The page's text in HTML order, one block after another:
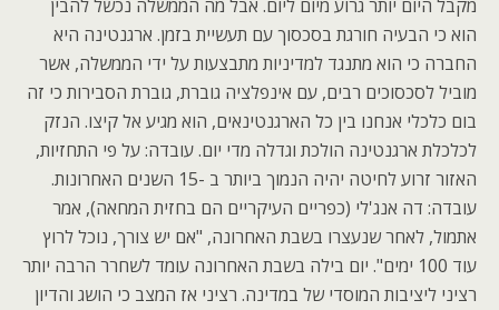
מקבל היום יותר גרוע מיום ליום. אבל מה הממשלה נכשל להבין
הוא כי הבעיה חורגת בסכסוך עם תעשיית בזמן. ארגנטינה היא
החברה כי הוא מתנגד למדיניות מתבצעות על ידי הממשלה, אשר
מוביל לסכסוכים רבים, עם אינפלציה גוברת, גוברת הסבירות כי זה
בום כלכלי אנחנו בין כל הארגנטינאים, הוא מגיע אל קיצו. הנזק
לכלכלת ארגנטינה הולכת וגדלה מדי יום. עובדה: על פי התחזיות,
האזור זרוע לחיטה יהיה הנמוך ביותר ב -15 השנים האחרונות.
עובדה: דה אנג'לי (כפריים העיקריים הם בחזית המחאה), אמר
אתמול, לאחר שנעצרו בשבת האחרונה, "אם יש צורך, נוכל לרוץ
עוד 100 ימים". יום בילה בשבת האחרונה עומד לשחרר הרבה יותר
רציני ליציבות המוסדי של במדינה. רציני אז המצב כי הושג והדיון